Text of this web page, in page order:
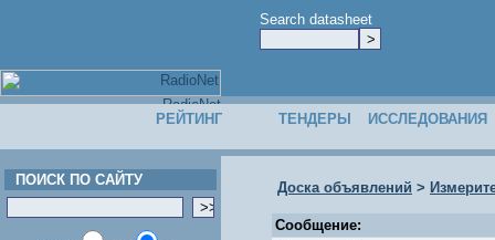
Search datasheet
РЕЙТИНГ ТЕНДЕРЫ ИССЛЕДОВАНИЯ
ПОИСК ПО САЙТУ Доска объявлений >
Сообщение: